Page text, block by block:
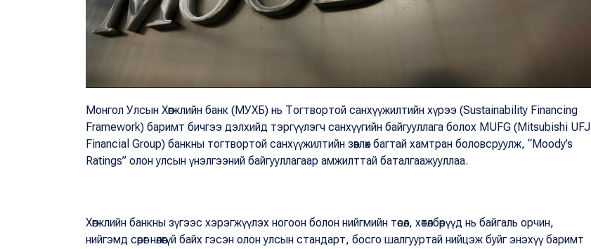
Монгол Улсын Хөгжлийн банк (МУХБ) нь Тогтвортой санхүүжилтийн хүрээ (Sustainability Financing
Framework) баримт бичгээ дэлхийд тэргүүлэгч санхүүгийн байгууллага болох MUFG (Mitsubishi UFJ
Financial Group) банкны тогтвортой санхүүжилтийн зөвлөх багтай хамтран боловсруулж, “Moody’s
Ratings” олон улсын үнэлгээний байгууллагаар амжилттай баталгаажууллаа.
Хөгжлийн банкны зүгээс хэрэгжүүлэх ногоон болон нийгмийн төсөл, хөтөлбөрүүд нь байгаль орчин,
нийгэмд сөрөг нөлөөгүй байх гэсэн олон улсын стандарт, босго шалгууртай нийцэж буйг энэхүү баримт